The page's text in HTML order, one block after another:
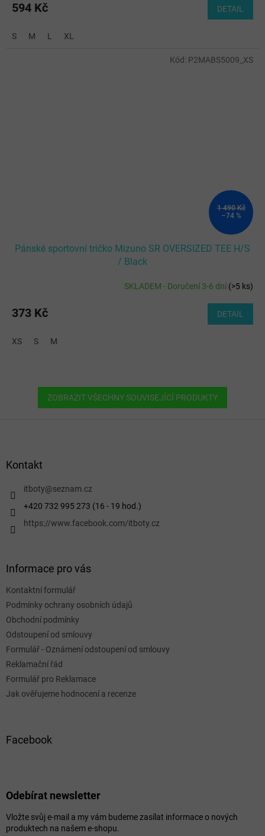
594 Kč DETAIL
S M L XL
1 490 Kč
–74 %
Pánské sportovní tričko Mizuno SR OVERSIZED TEE H/S
/ Black
SKLADEM - Doručení 3-6 dní(>5 ks)
373 Kč DETAIL
XS S M
Kód: P2MABS5009_XS
ZOBRAZIT VŠECHNY SOUVISEJÍCÍ PRODUKTY
Kontakt
itboty@seznam.cz
+420 732 995 273 (16 - 19 hod.)
https://www.facebook.com/itboty.cz
Informace pro vás
Kontaktní formulář
Podmínky ochrany osobních údajů
Obchodní podmínky
Odstoupení od smlouvy
Formulář - Oznámení odstoupení od smlouvy
Reklamační řád
Formulář pro Reklamace
Jak ověřujeme hodnocení a recenze
Facebook
Odebírat newsletter
Vložte svůj e-mail a my vám budeme zasílat informace o nových
produktech na našem e-shopu.